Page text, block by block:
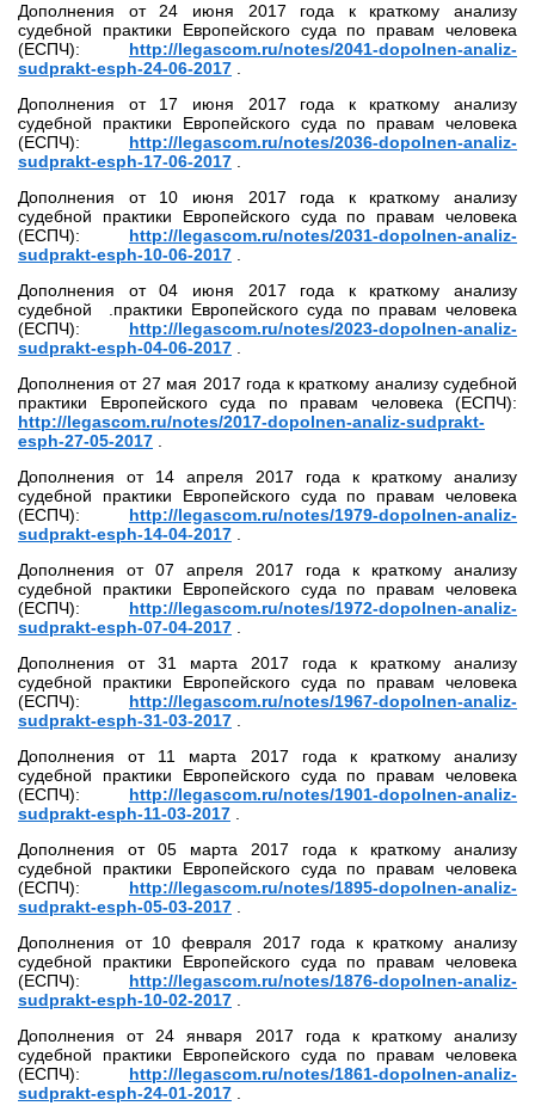
Дополнения от 24 июня 2017 года к краткому анализу
судебной практики Европейского суда по правам человека
(ЕСПЧ): http://legascom.ru/notes/2041-dopolnen-analiz-
sudprakt-esph-24-06-2017
Дополнения от 17 июня 2017 года к краткому анализу
судебной практики Европейского суда по правам человека
(ЕСПЧ): http://legascom.ru/notes/2036-dopolnen-analiz-
sudprakt-esph-17-06-2017
Дополнения от 10 июня 2017 года к краткому анализу
судебной практики Европейского суда по правам человека
(ЕСПЧ): http://legascom.ru/notes/2031-dopolnen-analiz-
sudprakt-esph-10-06-2017
Дополнения от 04 июня 2017 года к краткому анализу
судебной .практики Европейского суда по правам человека
(ЕСПЧ): http://legascom.ru/notes/2023-dopolnen-analiz-
sudprakt-esph-04-06-2017
Дополнения от 27 мая 2017 года к краткому анализу судебной
практики Европейского суда по правам человека (ЕСПЧ):
http://legascom.ru/notes/2017-dopolnen-analiz-sudprakt-
esph-27-05-2017
Дополнения от 14 апреля 2017 года к краткому анализу
судебной практики Европейского суда по правам человека
(ЕСПЧ): http://legascom.ru/notes/1979-dopolnen-analiz-
sudprakt-esph-14-04-2017
Дополнения от 07 апреля 2017 года к краткому анализу
судебной практики Европейского суда по правам человека
(ЕСПЧ): http://legascom.ru/notes/1972-dopolnen-analiz-
sudprakt-esph-07-04-2017
Дополнения от 31 марта 2017 года к краткому анализу
судебной практики Европейского суда по правам человека
(ЕСПЧ): http://legascom.ru/notes/1967-dopolnen-analiz-
sudprakt-esph-31-03-2017
Дополнения от 11 марта 2017 года к краткому анализу
судебной практики Европейского суда по правам человека
(ЕСПЧ): http://legascom.ru/notes/1901-dopolnen-analiz-
sudprakt-esph-11-03-2017
Дополнения от 05 марта 2017 года к краткому анализу
судебной практики Европейского суда по правам человека
(ЕСПЧ): http://legascom.ru/notes/1895-dopolnen-analiz-
sudprakt-esph-05-03-2017
Дополнения от 10 февраля 2017 года к краткому анализу
судебной практики Европейского суда по правам человека
(ЕСПЧ): http://legascom.ru/notes/1876-dopolnen-analiz-
sudprakt-esph-10-02-2017
Дополнения от 24 января 2017 года к краткому анализу
судебной практики Европейского суда по правам человека
(ЕСПЧ): http://legascom.ru/notes/1861-dopolnen-analiz-
sudprakt-esph-24-01-2017